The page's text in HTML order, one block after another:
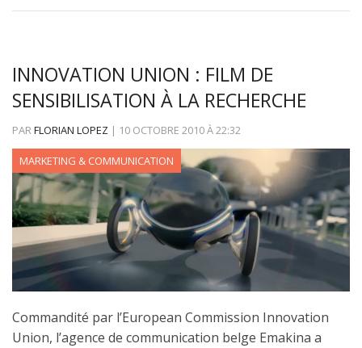
INNOVATION UNION : FILM DE
SENSIBILISATION À LA RECHERCHE
PARFLORIAN LOPEZ | 10 OCTOBRE 2010À22:32
MARKETING & COMMUNICATION
Commandité par l’European Commission Innovation
Union, l’agence de communication belge Emakina a